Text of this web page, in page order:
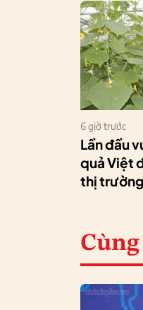
6 giờ trước
Lần đầu
quả Việt
thị trường